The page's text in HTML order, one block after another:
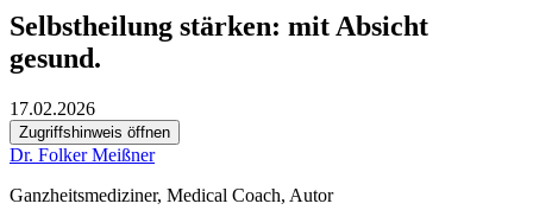
Selbstheilung stärken: mit Absicht
gesund.
17.02.2026
Zugriffshinweis öffnen
Dr. Folker Meißner
Ganzheitsmediziner, Medical Coach, Autor